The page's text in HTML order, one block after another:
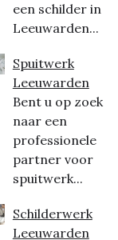
een schilder in
Leeuwarden...
Spuitwerk
Leeuwarden
Bent u op zoek
naar een
professionele
partner voor
spuitwerk...
Schilderwerk
Leeuwarden